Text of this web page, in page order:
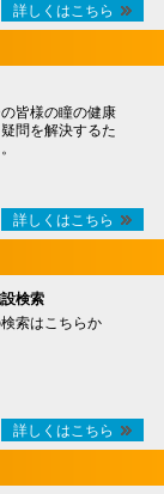
詳しくはこちら
皆様の瞳の健康
問を解決するた
詳しくはこちら
検索
索はこちらか
詳しくはこちら